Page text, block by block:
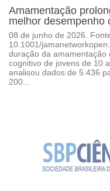
Amamentação
melhor desempenho
08 de junho de 2026.
10.1001/
duração da amamentação
cognitivo de jovens de 10
analisou dados de 5.436
200...